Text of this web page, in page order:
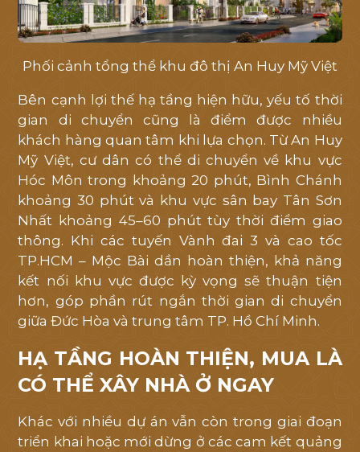
Phối cảnh tổng thể khu đô thị An Huy Mỹ Việt
Bên cạnh lợi thế hạ tầng hiện hữu, yếu tố thời
gian di chuyển cũng là điểm được nhiều
khách hàng quan tâm khi lựa chọn. Từ An Huy
Mỹ Việt, cư dân có thể di chuyển về khu vực
Hóc Môn trong khoảng 20 phút, Bình Chánh
khoảng 30 phút và khu vực sân bay Tân Sơn
Nhất khoảng 45–60 phút tùy thời điểm giao
thông. Khi các tuyến Vành đai 3 và cao tốc
TP.HCM – Mộc Bài dần hoàn thiện, khả năng
kết nối khu vực được kỳ vọng sẽ thuận tiện
hơn, góp phần rút ngắn thời gian di chuyển
giữa Đức Hòa và trung tâm TP. Hồ Chí Minh.
HẠ TẦNG HOÀN THIỆN, MUA LÀ
CÓ THỂ XÂY NHÀ Ở NGAY
Khác với nhiều dự án vẫn còn trong giai đoạn
triển khai hoặc mới dừng ở các cam kết quảng